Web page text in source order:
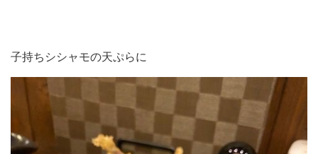
子持ちシシャモの天ぷらに